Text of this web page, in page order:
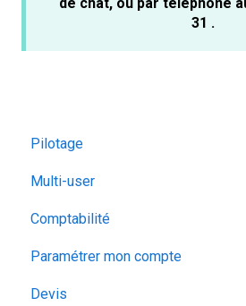
de chat, ou par téléphone
31 .
Pilotage
Multi-user
Comptabilité
Paramétrer mon compte
Devis